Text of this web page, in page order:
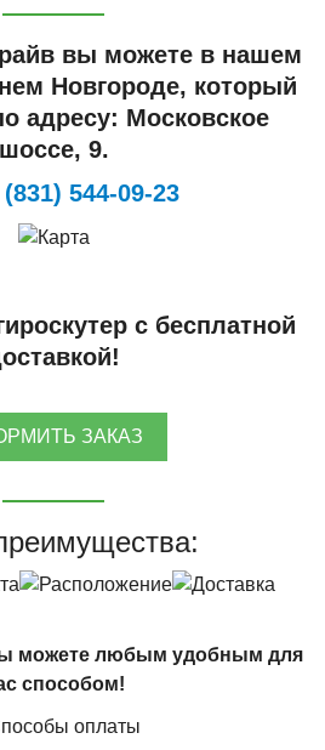
вы можете в нашем
Новгороде, который
адресу: Московское
шоссе, 9.
544-09-23
с бесплатной
ЗАКАЗ
можете любым удобным для
способом!